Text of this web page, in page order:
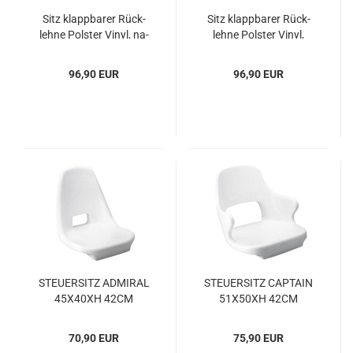
Sitz klapp­ba­rer Rück­
leh­ne Pols­ter Vinyl, na­
96,90 EUR
Sitz klapp­ba­rer Rück­
leh­ne Pols­ter Vinyl,
96,90 EUR
STEU­ER­SITZ AD­MI­RAL
45X40XH 42CM
70,90 EUR
STEU­ER­SITZ CAP­TAIN
51X50XH 42CM
75,90 EUR